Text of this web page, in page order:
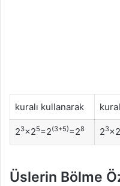
kuralı kullanarak
23×25=2(3+5)=28 23×2
Üslerin Bölme